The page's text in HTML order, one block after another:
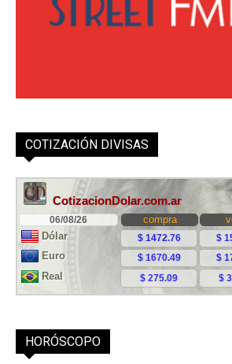
COTIZACIÓN DIVISAS
HORÓSCOPO